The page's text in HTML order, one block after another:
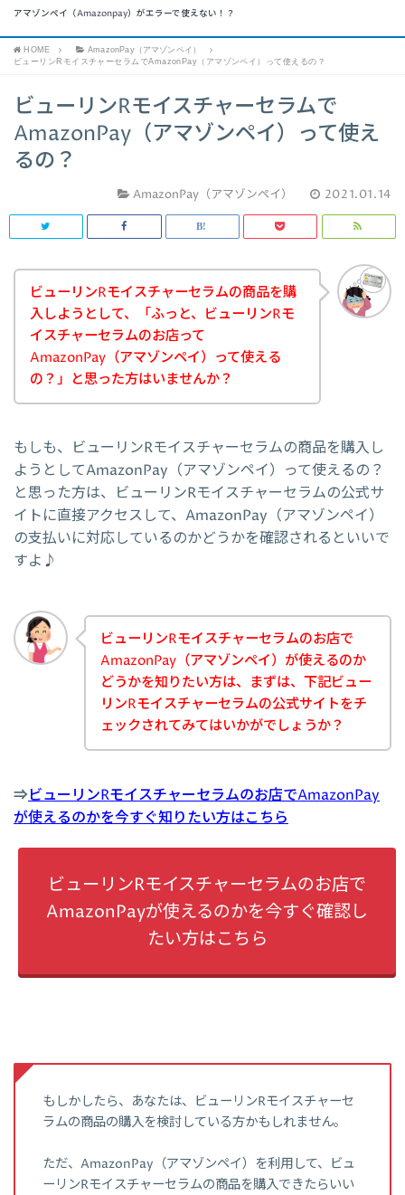
アマゾンペイ（Amazonpay）がエラーで使えない！？
HOME
AmazonPay（アマゾンペイ）
ビューリンRモイスチャーセラムでAmazonPay（アマゾンペイ）って使えるの？
ビューリンRモイスチャーセラムで
AmazonPay（アマゾンペイ）って使え
るの？
AmazonPay（アマゾンペイ） 2021.01.14
ビューリンRモイスチャーセラムの商品を購
入しようとして、「ふっと、ビューリンRモ
イスチャーセラムのお店って
AmazonPay（アマゾンペイ）って使える
の？」と思った方はいませんか？
もしも、ビューリンRモイスチャーセラムの商品を購入し
ようとしてAmazonPay（アマゾンペイ）って使えるの？
と思った方は、ビューリンRモイスチャーセラムの公式サ
イトに直接アクセスして、AmazonPay（アマゾンペイ）
の支払いに対応しているのかどうかを確認されるといいで
すよ♪
ビューリンRモイスチャーセラムのお店で
AmazonPay（アマゾンペイ）が使えるのか
どうかを知りたい方は、まずは、下記ビュー
リンRモイスチャーセラムの公式サイトをチ
ェックされてみてはいかがでしょうか？
⇒ビューリンRモイスチャーセラムのお店でAmazonPay
が使えるのかを今すぐ知りたい方はこちら
ビューリンRモイスチャーセラムのお店で
AmazonPayが使えるのかを今すぐ確認し
たい方はこちら
もしかしたら、あなたは、ビューリンRモイスチャーセ
ラムの商品の購入を検討している方かもしれません。
ただ、AmazonPay（アマゾンペイ）を利用して、ビュ
ーリンRモイスチャーセラムの商品を購入できたらいい